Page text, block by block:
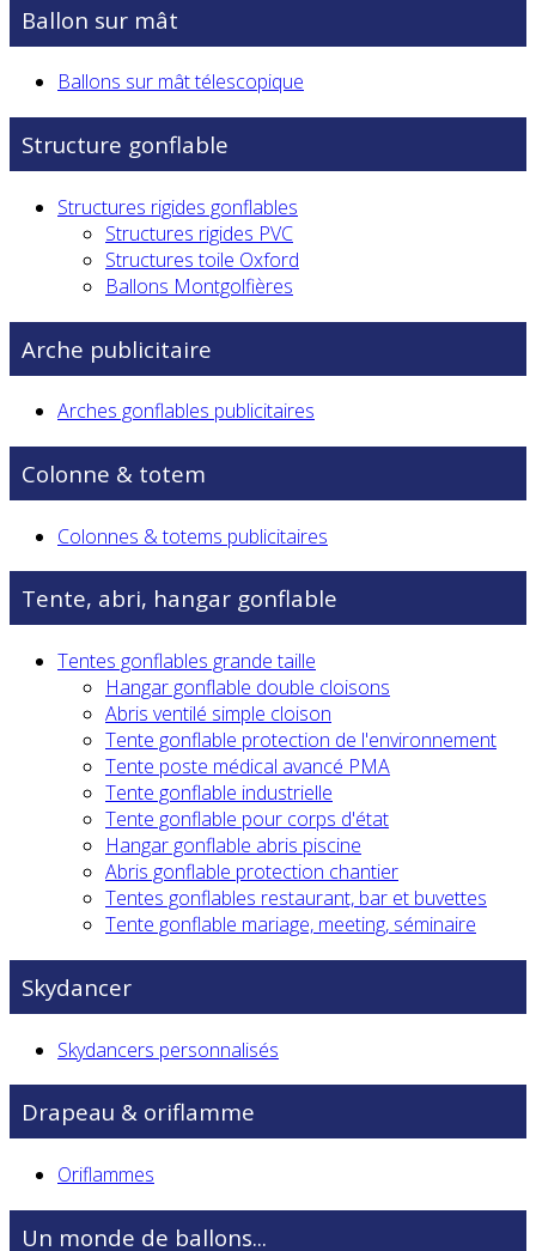
Ballon sur mât
Ballons sur mât télescopique
Structure gonflable
Structures rigides gonflables
Structures rigides PVC
Structures toile Oxford
Ballons Montgolfières
Arche publicitaire
Arches gonflables publicitaires
Colonne & totem
Colonnes & totems publicitaires
Tente, abri, hangar gonflable
Tentes gonflables grande taille
Hangar gonflable double cloisons
Abris ventilé simple cloison
Tente gonflable protection de l'environnement
Tente poste médical avancé PMA
Tente gonflable industrielle
Tente gonflable pour corps d'état
Hangar gonflable abris piscine
Abris gonflable protection chantier
Tentes gonflables restaurant, bar et buvettes
Tente gonflable mariage, meeting, séminaire
Skydancer
Skydancers personnalisés
Drapeau & oriflamme
Oriflammes
Un monde de ballons...